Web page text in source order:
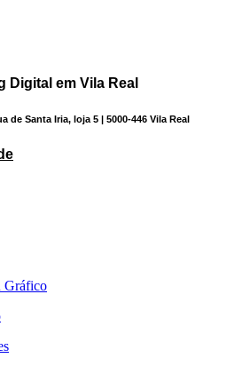
Digital em Vila Real
de Santa Iria, loja 5 | 5000-446 Vila Real
Gráfico